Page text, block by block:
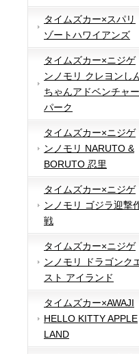
タイムズカー×スパリ
ゾートハワイアンズ
タイムズカー×ニジゲ
ンノモリ クレヨンし
ちゃんアドベンチャー
パーク
タイムズカー×ニジゲ
ンノモリ NARUTO &
BORUTO 忍里
タイムズカー×ニジゲ
ンノモリ ゴジラ迎撃
戦
タイムズカー×ニジゲ
ンノモリ ドラゴンク
スト アイランド
タイムズカー×AWAJI
HELLO KITTY APPLE
LAND